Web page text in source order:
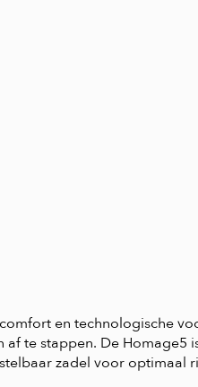
en technologische
te stappen. De Homage5
zadel voor optimaal